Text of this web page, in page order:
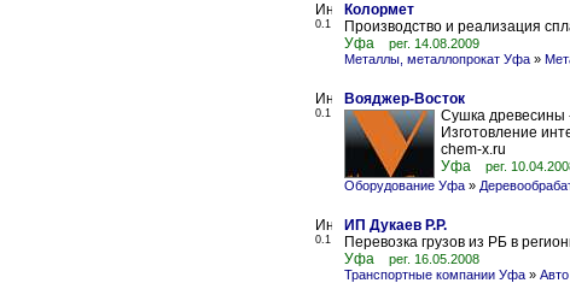
0.1
Колормет
Производство и реализация
Уфа
рег. 14.08.2009
Металлы, металлопрокат Уфа »
0.1
Вояджер-Восток
Сушка древесины
Изготовление
chem-x.ru
Уфа
рег.
Оборудование Уфа »
0.1
ИП Дукаев Р.Р.
Перевозка грузов из РБ в
Уфа
рег. 16.05.2008
Транспортные компании Уфа »